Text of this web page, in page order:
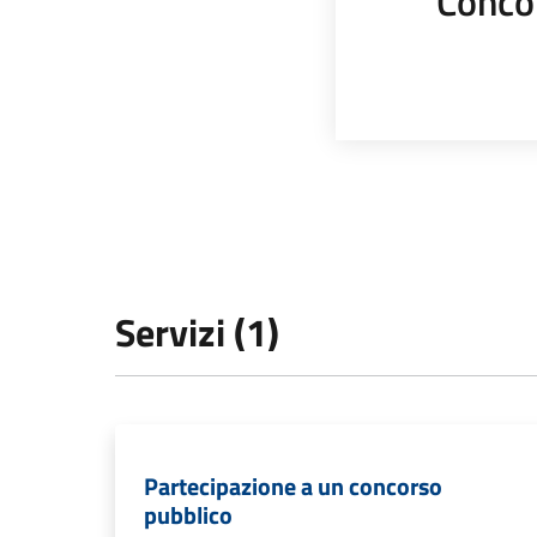
Servizi (1)
Partecipazione a un concorso
pubblico